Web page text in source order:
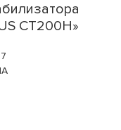
CT200H»